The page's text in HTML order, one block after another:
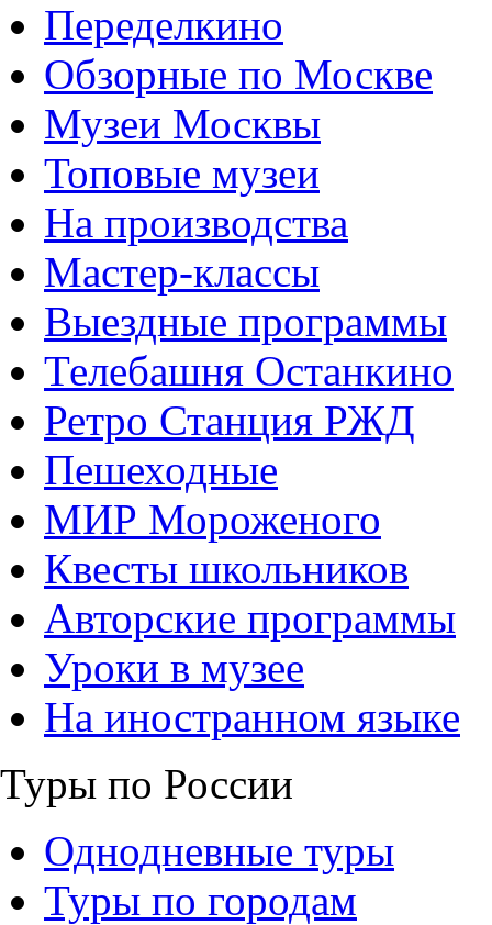
Переделкино
Обзорные по Москве
Музеи Москвы
Топовые музеи
На производства
Мастер-классы
Выездные программы
Телебашня Останкино
Ретро Станция РЖД
Пешеходные
МИР Мороженого
Квесты школьников
Авторские программы
Уроки в музее
На иностранном языке
Туры по России
Однодневные туры
Туры по городам